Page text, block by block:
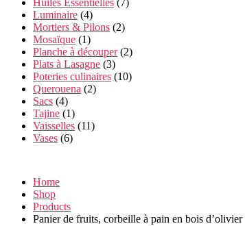
Huiles Essentielles (7)
Luminaire (4)
Mortiers & Pilons (2)
Mosaïque (1)
Planche à découper (2)
Plats à Lasagne (3)
Poteries culinaires (10)
Querouena (2)
Sacs (4)
Tajine (1)
Vaisselles (11)
Vases (6)
Home
Shop
Products
Panier de fruits, corbeille à pain en bois d’olivier